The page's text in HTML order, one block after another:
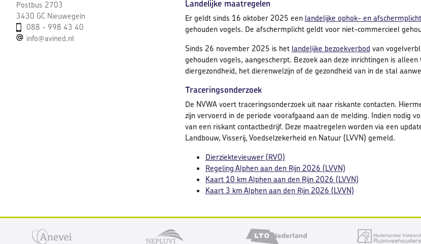
Postbus 2703
3430 GC Nieuwegein
088 - 998 43 40
info@avined.nl
Landelijke maatregelen
Er geldt sinds 16 oktober 2025 een landelijke ophok- en
gehouden vogels. De afschermplicht geldt voor niet-commercieel
Sinds 26 november 2025 is het landelijke bezoekverbodvan
gehouden vogels, aangescherpt. Bezoek aan deze inrichtingen is
diergezondheid, het dierenwelzijn of de gezondheid van in de stal
Traceringsonderzoek
De NVWA voert traceringsonderzoek uit naar riskante contacten.
zijn vervoerd in de periode voorafgaand aan de melding. Indien nodig
van een riskant contactbedrijf. Deze maatregelen worden via een
Landbouw, Visserij, Voedselzekerheid en Natuur (LVVN) gemeld.
Dierziektevieuwer (RVO)
Regeling Alphen aan den Rijn 2026 (LVVN)
Kaart 10 km Alphen aan den Rijn 2026 (LVVN)
Kaart 3 km Alphen aan den Rijn 2026 (LVVN)